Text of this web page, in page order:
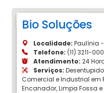
Bio Soluções
Localidade: Paulínia -
Telefone: (11) 3211-
Atendimento: 24
Serviços:
Comercial e Industrial em
Encanador, Limpa Fossa